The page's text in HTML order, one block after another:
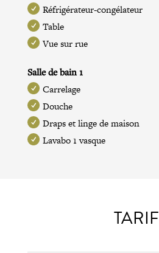
Réfrigérateur-congélateur
Table
Vue sur rue
Salle de bain 1
Carrelage
Douche
Draps et linge de maison
Lavabo 1 vasque
TARIF